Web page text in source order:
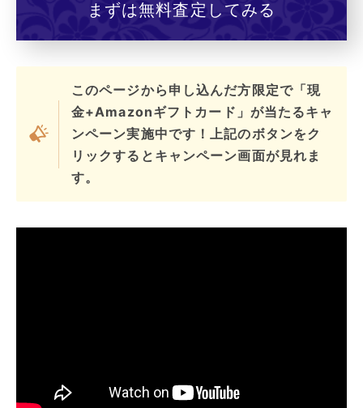
まずは無料査定してみる
このページから申し込んだ方限定で「現
金+Amazonギフトカード」が当たるキャ
ンペーン実施中です！上記のボタンをク
リックするとキャンペーン画面が見れま
す。